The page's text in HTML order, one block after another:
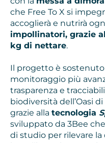
che Free To X si
accoglierà e nutrirà
impollinatori, grazie
kg di nettare.
Il progetto è
monitoraggio più
trasparenza e
biodiversità dell’Oasi
grazie alla tecnologia
sviluppato da 3Bee
di studio per rilevare